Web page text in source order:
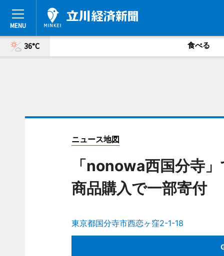
36°C 食べる
ニュース地図
「nonowa西国分寺
商品購入で一部寄付
東京都国分寺市西恋ヶ窪2-1-18